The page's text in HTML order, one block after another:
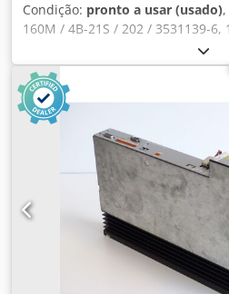
Condição: pronto a usar (usado)
160M / 4B-21S / 202 / 3531139-6,
testado profissionalmente com
100% funcional, escopo de
descontos de vendas acordados
artigo. Por favor, pergunte sobre
ATENÇÃO: Por favor, pergunte
embalagem e envio
os custos de embalagem e
Chodsk Ru A Ujpfx An Ija